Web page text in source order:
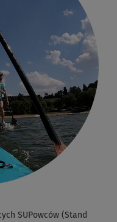
SUPowców (Stand